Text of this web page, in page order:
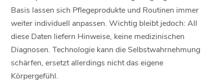
Basis lassen sich Pflegeprodukte und Routinen immer
weiter individuell anpassen. Wichtig bleibt jedoch: All
diese Daten liefern Hinweise, keine medizinischen
Diagnosen. Technologie kann die Selbstwahrnehmung
schärfen, ersetzt allerdings nicht das eigene
Körpergefühl.